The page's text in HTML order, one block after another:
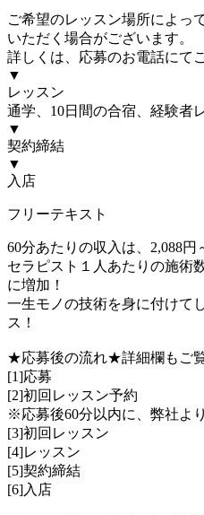
ご希望のレッスン場所によっ
いただく場合がございます。
詳しくは、応募のお電話にて
▼
レッスン
通学、10日間の合宿、経験者
▼
契約締結
▼
入店
フリーテキスト
60分あたりの収入は、2,088円
セラピスト１人あたりの施術
に増加！
一生モノの技術を身に付けて
ス！
★応募後の流れ★詳細欄もご
[1]応募
[2]初回レッスン予約
※応募後60分以内に、弊社よ
[3]初回レッスン
[4]レッスン
[5]契約締結
[6]入店